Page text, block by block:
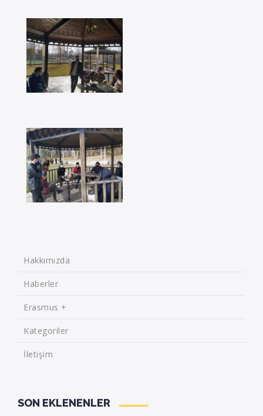
Hakkımızda
Haberler
Erasmus +
Kategoriler
İletişim
SON EKLENENLER